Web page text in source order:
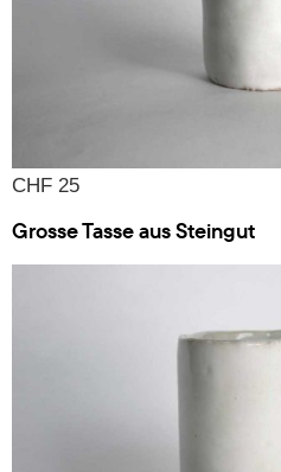
CHF 25
Grosse Tasse aus Steingut